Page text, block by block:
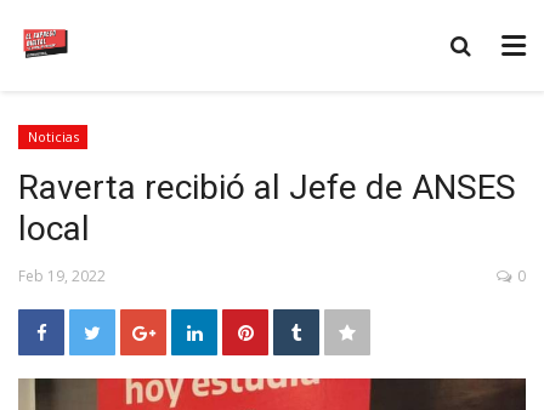
Noticias
Raverta recibió al Jefe de ANSES
local
Feb 19, 2022 0